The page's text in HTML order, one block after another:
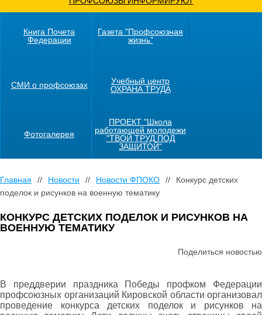
Книга Почета
Федерации
Газета "Профсоюзная
жизнь"
СМИ о профсоюзах
Учебный центр
ОХРАНА ТРУДА
Фотогалерея
ПРОЕКТ "Школа
работающей молодежи
"ТВОЙ ТРУД ПОД
ЗАЩИТОЙ"
Главная // Новости // Новости ФПОКО //
Конкурс детских
поделок и рисунков на военную тематику
КОНКУРС ДЕТСКИХ ПОДЕЛОК И РИСУНКОВ НА
ВОЕННУЮ ТЕМАТИКУ
Поделиться новостью
В преддверии праздника Победы профком Федерации
профсоюзных организаций Кировской области организовал
проведение конкурса детских поделок и рисунков на